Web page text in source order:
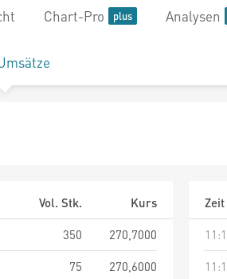
Chart-Pro Analysen
Vol. Stk.
Kurs
350
270,7000
75
270,6000
Zeit